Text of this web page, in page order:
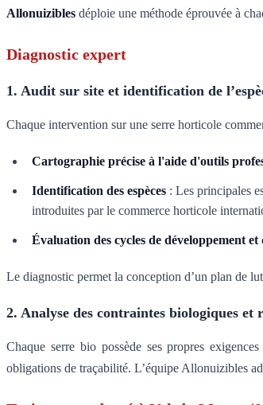
Allonuizibles déploie une méthode éprouvée à
Diagnostic expert
1. Audit sur site et identification de
Chaque intervention sur une serre horticole
Cartographie précise à l'aide d'outils
Identification des espèces : Les principales
introduites par le commerce horticole
Évaluation des cycles de développement
Le diagnostic permet la conception d’un plan de
2. Analyse des contraintes biologiques et
Chaque serre bio possède ses propres
obligations de traçabilité. L’équipe Allonuizibles